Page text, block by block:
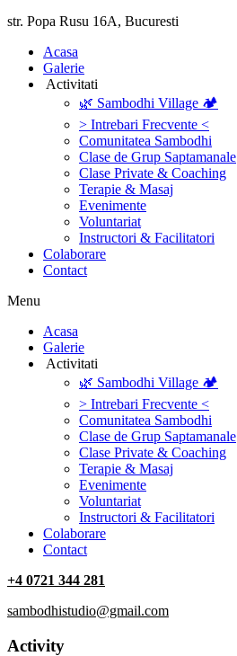
str. Popa Rusu 16A, Bucuresti
‎Acasa
Galerie
‎ ‎Activitati‎
🌿 Sambodhi Village 🏕️
> Intrebari Frecvente <
Comunitatea Sambodhi
Clase de Grup Saptamanale
Clase Private & Coaching
Terapie & Masaj
‎Evenimente
Voluntariat
‏‏‎Instructori & Facilitatori
Colaborare
Contact
Menu
‎Acasa
Galerie
‎ ‎Activitati‎
🌿 Sambodhi Village 🏕️
> Intrebari Frecvente <
Comunitatea Sambodhi
Clase de Grup Saptamanale
Clase Private & Coaching
Terapie & Masaj
‎Evenimente
Voluntariat
‏‏‎Instructori & Facilitatori
Colaborare
Contact
+4 0721 344 281
sambodhistudio@gmail.com
Activity